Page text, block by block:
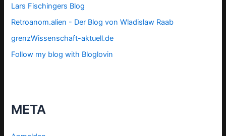
Lars Fischingers Blog
Retroanom.alien - Der Blog von Wladislaw Raab
grenzWissenschaft-aktuell.de
Follow my blog with Bloglovin
META